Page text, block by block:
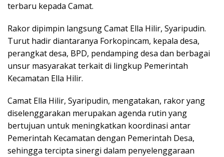
terbaru kepada Camat.
Rakor dipimpin langsung Camat Ella Hilir, Syaripudin.
Turut hadir diantaranya Forkopincam, kepala desa,
perangkat desa, BPD, pendamping desa dan berbagai
unsur masyarakat terkait di lingkup Pemerintah
Kecamatan Ella Hilir.
Camat Ella Hilir, Syaripudin, mengatakan, rakor yang
diselenggarakan merupakan agenda rutin yang
bertujuan untuk meningkatkan koordinasi antar
Pemerintah Kecamatan dengan Pemerintah Desa,
sehingga tercipta sinergi dalam penyelenggaraan